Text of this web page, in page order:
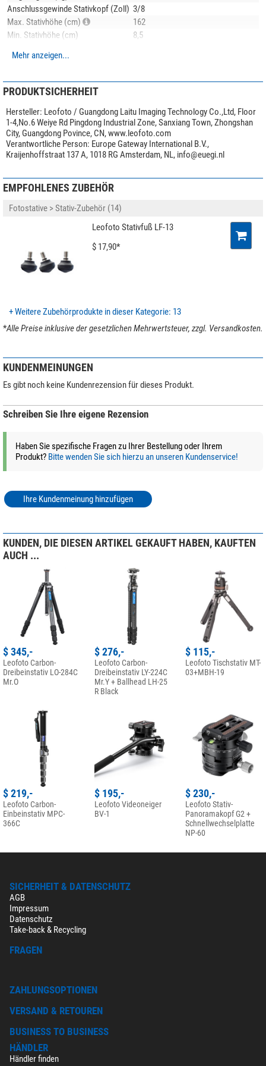
einen Rucksack, um die Stabilität zu erhöhen.
Die Mittelsäule kann entfernt werden:
Nutzen Sie das Stativ mit Mittelsäule für eine bequeme und schnelle
Höhenverstellung.
Die Mittelsäule kann für ungewöhnliche Aufnahmesituationen auch
Die Montage oder Demontage der Mittelsäule erfolgt ohne Werkzeug
wenigen Sekunden!
gewickelt. Die spezielle rautenförmige Wicklung dieser Lagen sort für
zusätzliche Stabilität und Schwingungsdämpfung bei denkbar
Gewicht!
Transporttascheist wasserabweisend und mit einem
Lieferumfang:
Transporttasche
Stativeund lassen Sie sich von den Expertentipps inspirieren, um das
Anschlussgewinde Stativkopf (Zoll) 3/8
Max. Stativhöhe (cm)
162
Min. Stativhöhe (cm)
8,5
Stativbeinauszug (-fach)
Stativfuß
Anwendungsgebiete
Foto
Besonderheiten
Mittelsäule
ja
Schnellkupplungsplatte
nein
Ablageplatte
Transporttasche im Lieferumfang
ja
Allgemein
Serie
Mehr anzeigen...
PRODUKTSICHERHEIT
Hersteller: Leofoto / Guangdong Laitu Imaging Technology Co.,Ltd, Floor
1-4,No.6 Weiye Rd Pingdong Industrial Zone, Sanxiang Town, Zhongshan
City, Guangdong Povince, CN, www.leofoto.com
Verantwortliche Person: Europe Gateway International B.V.,
Kraijenhoffstraat 137 A, 1018 RG Amsterdam, NL, info@euegi.nl
EMPFOHLENES ZUBEHÖR
Fotostative > Stativ-Zubehör (14)
Leofoto Stativfuß LF-13
$ 17,90*
+ Weitere Zubehörprodukte in dieser Kategorie: 13
*Alle Preise inklusive der gesetzlichen Mehrwertsteuer, zzgl. Versandkosten.
KUNDENMEINUNGEN
Es gibt noch keine Kundenrezension für dieses Produkt.
Schreiben Sie Ihre eigene Rezension
Haben Sie spezifische Fragen zu Ihrer Bestellung oder Ihrem
Produkt? Bitte wenden Sie sich hierzu an unseren Kundenservice!
Ihre Kundenmeinung hinzufügen
KUNDEN, DIE DIESEN ARTIKEL GEKAUFT HABEN, KAUFTEN
AUCH ...
$ 345,-
Leofoto Carbon-
Dreibeinstativ LO-284C
Mr.O
$ 276,-
Leofoto Carbon-
Dreibeinstativ LY-224C
Mr.Y + Ballhead LH-25
R Black
$ 115,-
Leofoto Tischstativ MT-
03+MBH-19
$ 219,-
Leofoto Carbon-
Einbeinstativ MPC-
366C
$ 195,-
Leofoto Videoneiger
BV-1
$ 230,-
Leofoto Stativ-
Panoramakopf G2 +
Schnellwechselplatte
NP-60
SICHERHEIT & DATENSCHUTZ
AGB
Impressum
Datenschutz
Take-back & Recycling
FRAGEN
ZAHLUNGSOPTIONEN
VERSAND & RETOUREN
BUSINESS TO BUSINESS
HÄNDLER
Händler finden